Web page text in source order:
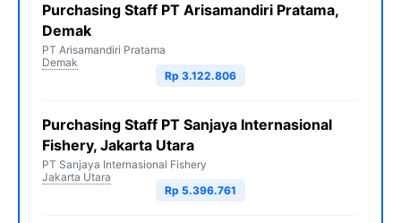
Purchasing Staff PT Arisamandiri Pratama,
Demak
PT Arisamandiri Pratama
Demak
Rp 3.122.806
Purchasing Staff PT Sanjaya Internasional
Fishery, Jakarta Utara
PT Sanjaya Internasional Fishery
Jakarta Utara
Rp 5.396.761